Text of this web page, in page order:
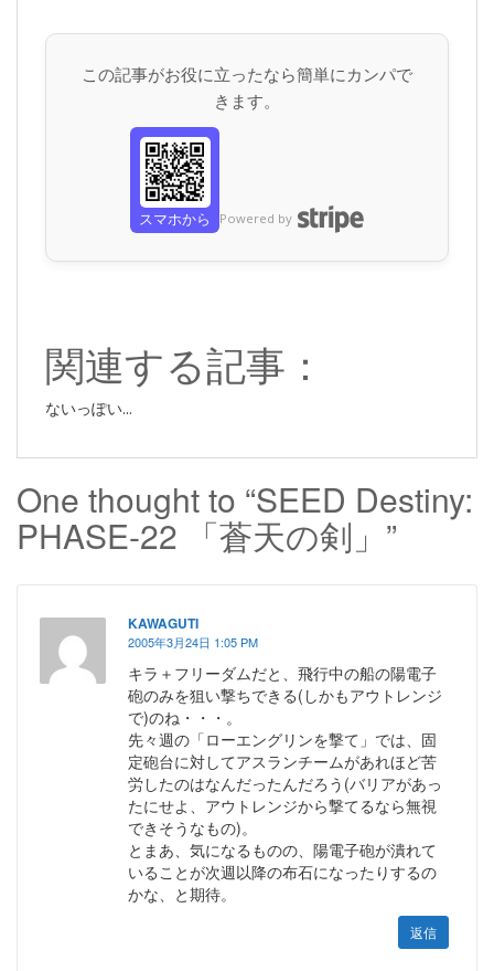
この記事がお役に立ったなら簡単にカンパで
きます。
スマホから Powered by
関連する記事：
ないっぽい...
One thought to “SEED Destiny:
PHASE-22 「蒼天の剣」”
KAWAGUTI
2005年3月24日 1:05 PM
キラ＋フリーダムだと、飛行中の船の陽電子
砲のみを狙い撃ちできる(しかもアウトレンジ
で)のね・・・。
先々週の「ローエングリンを撃て」では、固
定砲台に対してアスランチームがあれほど苦
労したのはなんだったんだろう(バリアがあっ
たにせよ、アウトレンジから撃てるなら無視
できそうなもの)。
とまあ、気になるものの、陽電子砲が潰れて
いることが次週以降の布石になったりするの
かな、と期待。
返信